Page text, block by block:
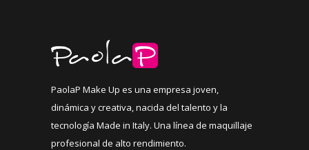
PaolaP Make Up es una empresa joven,
dinámica y creativa, nacida del talento y la
tecnología Made in Italy. Una línea de maquillaje
profesional de alto rendimiento.